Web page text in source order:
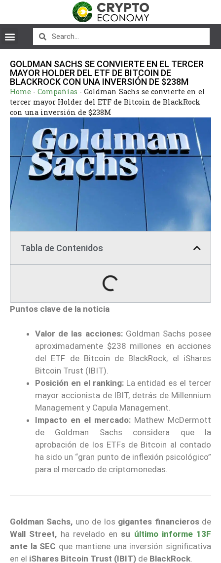
GOLDMAN SACHS SE CONVIERTE EN EL TERCER
MAYOR HOLDER DEL ETF DE BITCOIN DE
BLACKROCK CON UNA INVERSIÓN DE $238M
Home - Compañías - Goldman Sachs se convierte en el
tercer mayor Holder del ETF de Bitcoin de BlackRock
con una inversión de $238M
Tabla de Contenidos
Puntos clave de la noticia
Valor de las acciones:Goldman Sachs posee
aproximadamente $238 millones en acciones
del ETF de Bitcoin de BlackRock, el iShares
Bitcoin Trust (IBIT).
Posición en el ranking:La entidad es el tercer
mayor accionista de IBIT, detrás de Millennium
Management y Capula Management.
Impacto en el mercado: Mathew McDermott
de Goldman Sachs considera que la
aprobación de los ETFs de Bitcoin al contado
ha sido un “gran punto de inflexión psicológico”
para el mercado de criptomonedas.
Goldman Sachs, uno de los gigantes financierosde
Wall Street, ha revelado en su último informe 13F
ante la SEC que mantiene una inversión significativa
en el iShares Bitcoin Trust (IBIT) de BlackRock.